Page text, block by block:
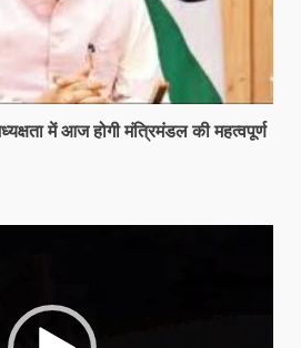
में आज होगी मंत्रिमंडल की महत्वपूर्ण